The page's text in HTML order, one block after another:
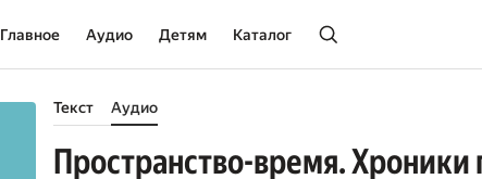
Главное Аудио Детям Каталог
Текст Аудио
Пространство-время. Хроники